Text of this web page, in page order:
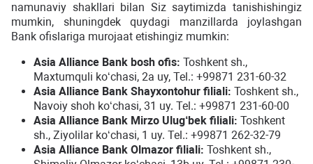
namunaviy shakllari bilan Siz saytimizda tanishishingiz
mumkin, shuningdek quydagi manzillarda joylashgan
Bank ofislariga murojaat etishingiz mumkin:
Asia Alliance Bank bosh ofis: Toshkent sh.,
Maxtumquli ko‘chasi, 2a uy, Tel.: +99871 231-60-32
Asia Alliance Bank Shayxontohur filiali: Toshkent sh.,
Navoiy shoh ko‘chasi, 31 uy. Tel.: +99871 231-60-00
Asia Alliance Bank Mirzo Ulug‘bek filiali: Toshkent
sh., Ziyolilar ko‘chasi, 1 uy. Tel.: +99871 262-32-79
Asia Alliance Bank Olmazor filiali: Toshkent sh.,